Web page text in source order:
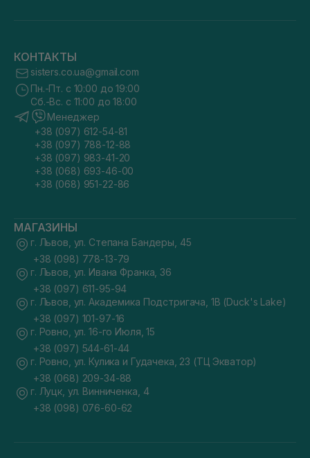
КОНТАКТЫ
sisters.co.ua@gmail.com
Пн.-Пт. с 10:00 до 19:00
Сб.-Вс. с 11:00 до 18:00
Менеджер
+38 (097) 612-54-81
+38 (097) 788-12-88
+38 (097) 983-41-20
+38 (068) 693-46-00
+38 (068) 951-22-86
МАГАЗИНЫ
г. Львов, ул. Степана Бандеры, 45
+38 (098) 778-13-79
г. Львов, ул. Ивана Франка, 36
+38 (097) 611-95-94
г. Львов, ул. Академика Подстригача, 1В (Duck's Lake)
+38 (097) 101-97-16
г. Ровно, ул. 16-го Июля, 15
+38 (097) 544-61-44
г. Ровно, ул. Кулика и Гудачека, 23 (ТЦ Экватор)
+38 (068) 209-34-88
г. Луцк, ул. Винниченка, 4
+38 (098) 076-60-62